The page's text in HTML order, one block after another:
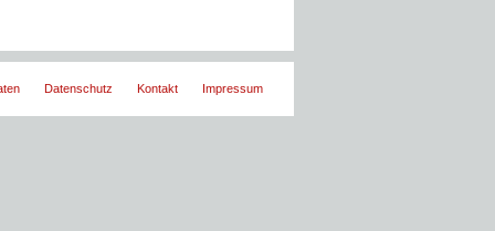
Datenschutz Kontakt Impressum